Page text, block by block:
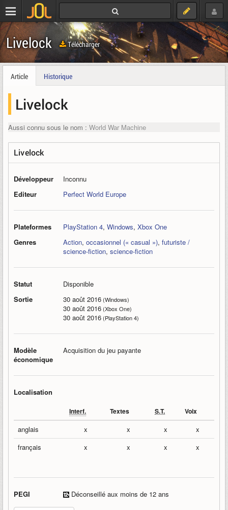
Livelock Télécharger
Article Historique
Livelock
Aussi connu sous le nom : World War Machine
Livelock
Développeur
Inconnu
Editeur
Perfect World Europe
Plateformes PlayStation 4, Windows, Xbox One
Genres
Action, occasionnel (« casual »), futuriste /
science-fiction, science-fiction
Statut
Disponible
Sortie
30 août 2016(Windows)
30 août 2016(Xbox One)
30 août 2016(PlayStation 4)
Modèle
économique
Acquisition du jeu payante
Localisation
Interf. Textes S.T. Voix
anglais x x x
x
français
x x x x
PEGI Déconseillé aux moins de 12 ans